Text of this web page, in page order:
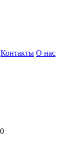
Контакты О нас